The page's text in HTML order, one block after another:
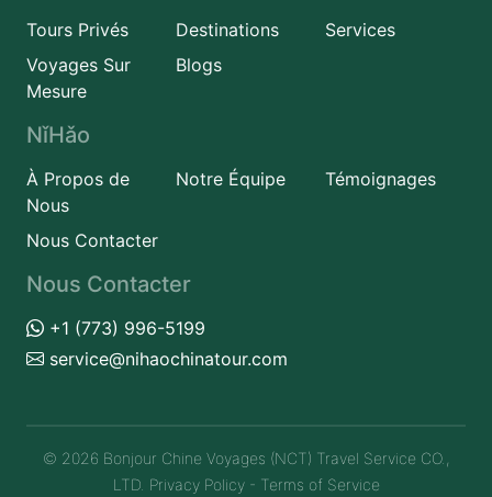
Tours Privés Destinations
Services
Voyages Sur
Mesure
Blogs
NǐHǎo
À Propos de
Nous
Notre Équipe Témoignages
Nous Contacter
Nous Contacter
+1 (773) 996-5199
service@nihaochinatour.com
© 2026 Bonjour Chine Voyages (NCT) Travel Service CO.,
LTD. Privacy Policy- Terms of Service